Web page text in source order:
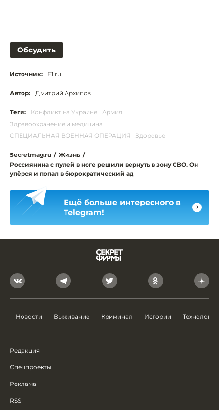
Обсудить
Источник: E1.ru
Автор: Дмитрий Архипов
Теги: Конфликт на Украине
Армия
Здравоохранение и медицина
СПЕЦИАЛЬНАЯ ВОЕННАЯ ОПЕРАЦИЯ
Здоровье
Secretmag.ru / Жизнь /
Россиянина с пулей в ноге решили вернуть в зону СВО. Он
упёрся и попал в бюрократический ад
Ещё больше интересного в
Telegram!
Новости Выживание Криминал Истории Технологии
Редакция
Спецпроекты
Реклама
RSS